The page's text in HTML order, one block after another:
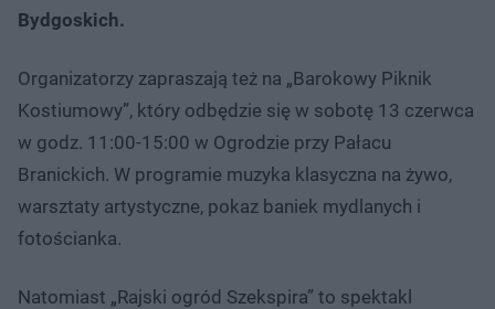
Bydgoskich.
Organizatorzy zapraszają też na „Barokowy Piknik
Kostiumowy”, który odbędzie się w sobotę 13 czerwca
w godz. 11:00-15:00 w Ogrodzie przy Pałacu
Branickich. W programie muzyka klasyczna na żywo,
warsztaty artystyczne, pokaz baniek mydlanych i
fotościanka.
Natomiast „Rajski ogród Szekspira” to spektakl